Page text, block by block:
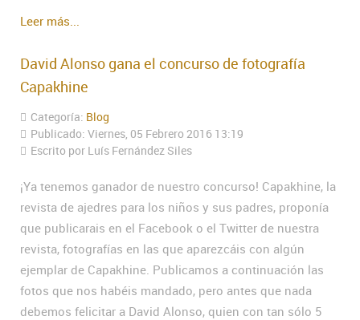
Leer más...
David Alonso gana el concurso de fotografía
Capakhine
Categoría: Blog
Publicado: Viernes, 05 Febrero 2016 13:19
Escrito por Luís Fernández Siles
¡Ya tenemos ganador de nuestro concurso! Capakhine, la
revista de ajedres para los niños y sus padres, proponía
que publicarais en el Facebook o el Twitter de nuestra
revista, fotografías en las que aparezcáis con algún
ejemplar de Capakhine. Publicamos a continuación las
fotos que nos habéis mandado, pero antes que nada
debemos felicitar a David Alonso, quien con tan sólo 5